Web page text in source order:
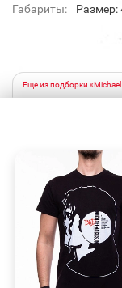
Габариты:
Размер:
Еще из подборки